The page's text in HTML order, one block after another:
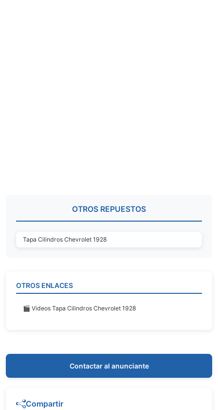
OTROS REPUESTOS
Tapa Cilindros Chevrolet 1928
OTROS ENLACES
🎬 Videos Tapa Cilindros Chevrolet 1928
Contactar al anunciante
Compartir